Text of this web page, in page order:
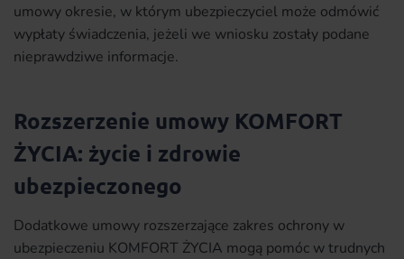
umowy okresie, w którym ubezpieczyciel może odmówić
wypłaty świadczenia, jeżeli we wniosku zostały podane
nieprawdziwe informacje.
Rozszerzenie umowy KOMFORT
ŻYCIA: życie i zdrowie
ubezpieczonego
Dodatkowe umowy rozszerzające zakres ochrony w
ubezpieczeniu KOMFORT ŻYCIA mogą pomóc w trudnych